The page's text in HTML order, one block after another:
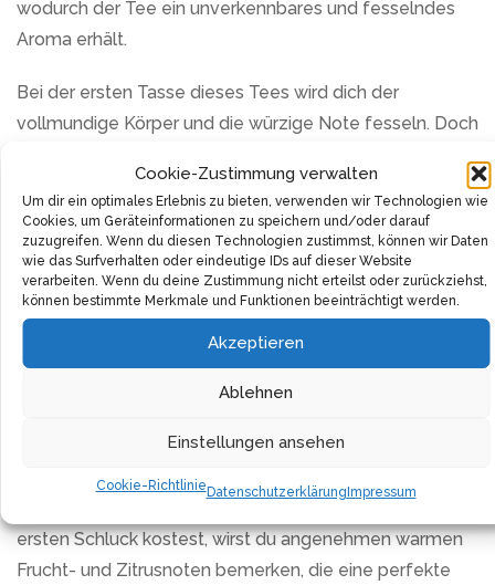
Cookie-Zustimmung verwalten
Um dir ein optimales Erlebnis zu bieten, verwenden wir Technologien wie
Cookies, um Geräteinformationen zu speichern und/oder darauf
zuzugreifen. Wenn du diesen Technologien zustimmst, können wir Daten
wie das Surfverhalten oder eindeutige IDs auf dieser Website
verarbeiten. Wenn du deine Zustimmung nicht erteilst oder zurückziehst,
können bestimmte Merkmale und Funktionen beeinträchtigt werden.
Akzeptieren
Ablehnen
Einstellungen ansehen
Cookie-RichtlinieDatenschutzerklärungImpressum
wodurch der Tee ein unverkennbares und fesselndes
Aroma erhält.
Bei der ersten Tasse dieses Tees wird dich der
vollmundige Körper und die würzige Note fesseln. Doch
klare Nachgeschmack der Mandarine, der sich
harmonisch in die Komposition des Tees einfügt.
Dieser Tee ist eine wahre Offenbarung für jeden
Teegenießer, besonders in der gemütlichen
Weihnachtszeit. Durch sein unverwechselbares
Aussehen und den reichen Geschmack ist er auch eine
ausgezeichnete Geschenkidee.
Das Aroma dieses Tees ist ausgewogen und mild,
geprägt von den erdigen Tönen des schwarzen Pu-Erh
ersten Schluck kostest, wirst du angenehmen warmen
Frucht- und Zitrusnoten bemerken, die eine perfekte